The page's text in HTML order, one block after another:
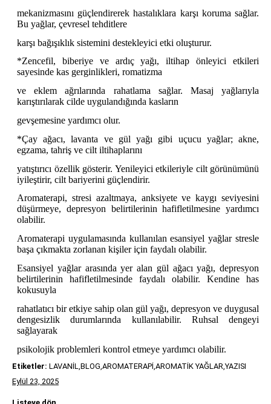
mekanizmasını güçlendirerek hastalıklara karşı koruma sağlar.
Bu yağlar, çevresel tehditlere
karşı bağışıklık sistemini destekleyici etki oluşturur.
*Zencefil, biberiye ve ardıç yağı, iltihap önleyici etkileri
sayesinde kas gerginlikleri, romatizma
ve eklem ağrılarında rahatlama sağlar. Masaj yağlarıyla
karıştırılarak cilde uygulandığında kasların
gevşemesine yardımcı olur.
*Çay ağacı, lavanta ve gül yağı gibi uçucu yağlar; akne,
egzama, tahriş ve cilt iltihaplarını
yatıştırıcı özellik gösterir. Yenileyici etkileriyle cilt görünümünü
iyileştirir, cilt bariyerini güçlendirir.
Aromaterapi, stresi azaltmaya, anksiyete ve kaygı seviyesini
düşürmeye, depresyon belirtilerinin hafifletilmesine yardımcı
olabilir.
Aromaterapi uygulamasında kullanılan esansiyel yağlar stresle
başa çıkmakta zorlanan kişiler için faydalı olabilir.
Esansiyel yağlar arasında yer alan gül ağacı yağı, depresyon
belirtilerinin hafifletilmesinde faydalı olabilir. Kendine has
kokusuyla
rahatlatıcı bir etkiye sahip olan gül yağı, depresyon ve duygusal
dengesizlik durumlarında kullanılabilir. Ruhsal dengeyi
sağlayarak
psikolojik problemleri kontrol etmeye yardımcı olabilir.
Etiketler: LAVANİL,BLOG,AROMATERAPİ,AROMATİK YAĞLAR,YAZISI
Eylül 23, 2025